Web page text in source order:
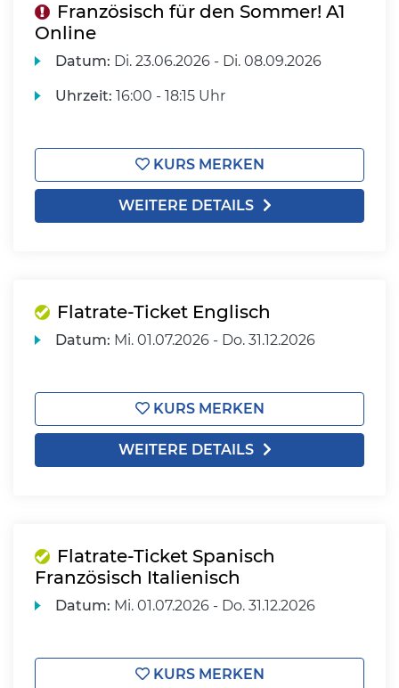
Französisch für den Sommer! A1
Online
Datum: Di. 23.06.2026 - Di. 08.09.2026
Uhrzeit: 16:00 - 18:15 Uhr
KURS MERKEN
WEITERE DETAILS
Flatrate-Ticket Englisch
Datum: Mi. 01.07.2026 - Do. 31.12.2026
KURS MERKEN
WEITERE DETAILS
Flatrate-Ticket Spanisch
Französisch Italienisch
Datum: Mi. 01.07.2026 - Do. 31.12.2026
KURS MERKEN